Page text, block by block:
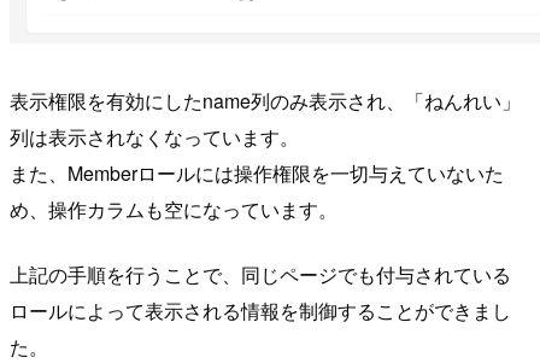
表示権限を有効にしたname列のみ表示され、「ねんれい」
列は表示されなくなっています。
また、Memberロールには操作権限を一切与えていないた
め、操作カラムも空になっています。
上記の手順を行うことで、同じページでも付与されている
ロールによって表示される情報を制御することができまし
た。